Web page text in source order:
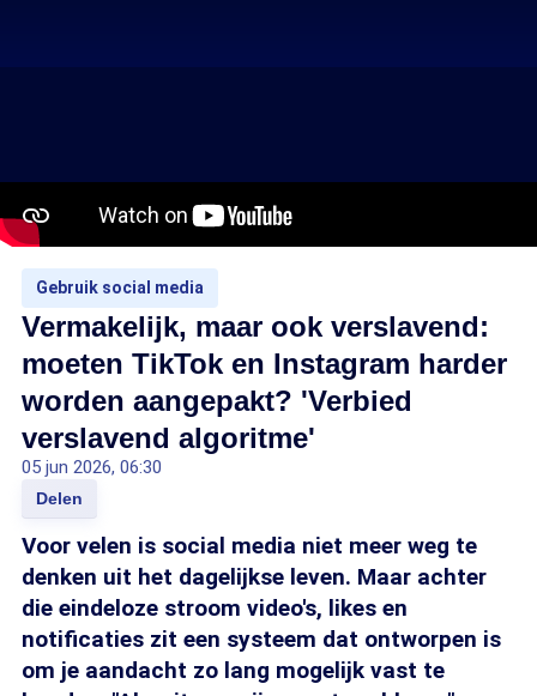
Gebruik social media
Vermakelijk, maar ook verslavend:
moeten TikTok en Instagram harder
worden aangepakt? 'Verbied
verslavend algoritme'
05 jun 2026, 06:30
Delen
Voor velen is social media niet meer weg te
denken uit het dagelijkse leven. Maar achter
die eindeloze stroom video's, likes en
notificaties zit een systeem dat ontworpen is
om je aandacht zo lang mogelijk vast te